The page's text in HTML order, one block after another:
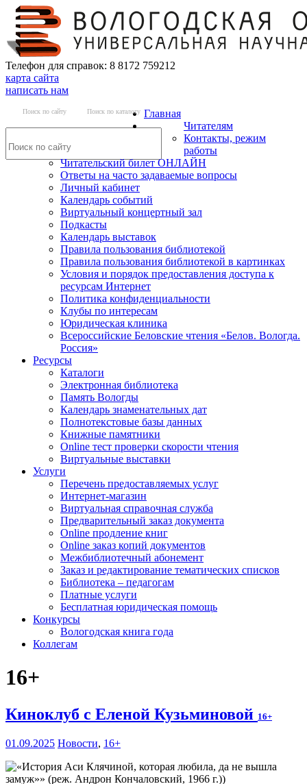
Телефон для справок: 8 8172 759212
карта сайта
написать нам
Поиск по сайту Поиск по каталогу Главная
Читателям
Контакты, режим
работы
Читательский билет ОНЛАЙН
Ответы на часто задаваемые вопросы
Личный кабинет
Календарь событий
Виртуальный концертный зал
Подкасты
Календарь выставок
Правила пользования библиотекой
Правила пользования библиотекой в картинках
Условия и порядок предоставления доступа к
ресурсам Интернет
Политика конфиденциальности
Клубы по интересам
Юридическая клиника
Всероссийские Беловские чтения «Белов. Вологда.
Россия»
Ресурсы
Каталоги
Электронная библиотека
Память Вологды
Календарь знаменательных дат
Полнотекстовые базы данных
Книжные памятники
Online тест проверки скорости чтения
Виртуальные выставки
Услуги
Перечень предоставляемых услуг
Интернет-магазин
Виртуальная справочная служба
Предварительный заказ документа
Online продление книг
Online заказ копий документов
Межбиблиотечный абонемент
Заказ и редактирование тематических списков
Библиотека – педагогам
Платные услуги
Бесплатная юридическая помощь
Конкурсы
Вологодская книга года
Коллегам
16+
Киноклуб с Еленой Кузьминовой 16+
01.09.2025 Новости, 16+